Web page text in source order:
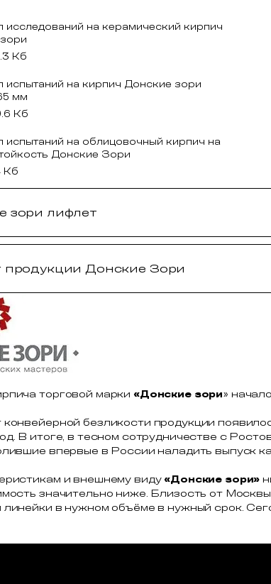
исследований на керамический кирпич
Кб
испытаний на кирпич Донские зори
мм
Кб
испытаний на облицовочный кирпич на
Донские Зори
Кб
зори лифлет
продукции Донские Зори
торговой марки «Донские зори»
безликости продукции
В итоге, в тесном сотрудничестве с
впервые в России наладить выпуск
и внешнему виду «Донские зори»
значительно ниже. Близость от
линейки в нужном объёме в нужный срок.